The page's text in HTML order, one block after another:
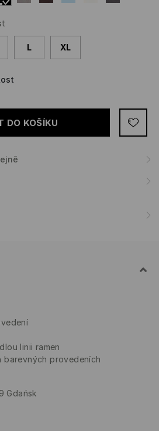
L XL
DO KOŠÍKU
linii ramen
barevných provedeních
Gdańsk